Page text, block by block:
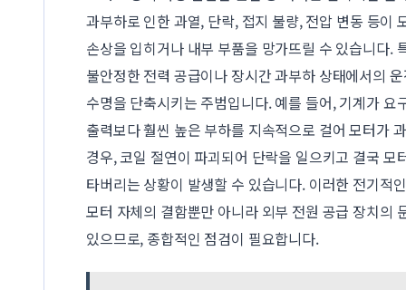
과부하로 인한 과열, 단락, 접지 불량, 전압 변동 등이
손상을 입히거나 내부 부품을 망가뜨릴 수 있습니다.
불안정한 전력 공급이나 장시간 과부하 상태에서의
수명을 단축시키는 주범입니다. 예를 들어, 기계가 요
출력보다 훨씬 높은 부하를 지속적으로 걸어 모터가
경우, 코일 절연이 파괴되어 단락을 일으키고 결국 모
타버리는 상황이 발생할 수 있습니다. 이러한 전기적
모터 자체의 결함뿐만 아니라 외부 전원 공급 장치의
있으므로, 종합적인 점검이 필요합니다.